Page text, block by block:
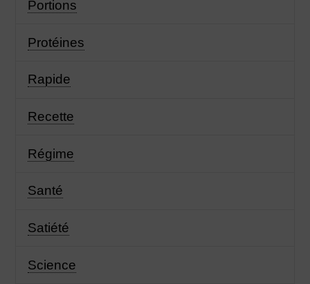
Portions
Protéines
Rapide
Recette
Régime
Santé
Satiété
Science